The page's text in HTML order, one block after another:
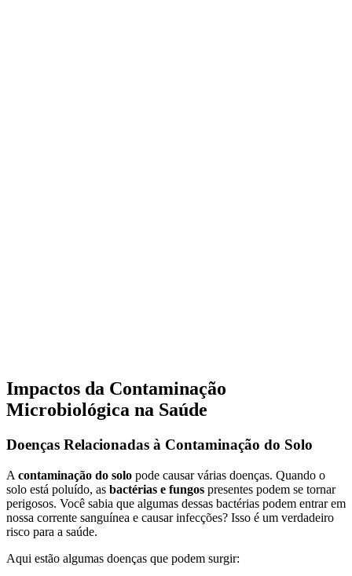
Impactos da Contaminação
Microbiológica na Saúde
Doenças Relacionadas à Contaminação do Solo
A contaminação do solo pode causar várias doenças. Quando o
solo está poluído, as bactérias e fungos presentes podem se tornar
perigosos. Você sabia que algumas dessas bactérias podem entrar em
nossa corrente sanguínea e causar infecções? Isso é um verdadeiro
risco para a saúde.
Aqui estão algumas doenças que podem surgir: